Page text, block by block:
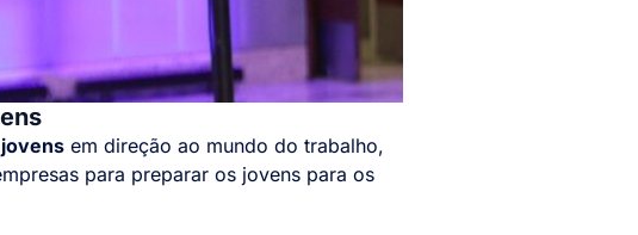
jovens em direção ao mundo do trabalho,
para preparar os jovens para os